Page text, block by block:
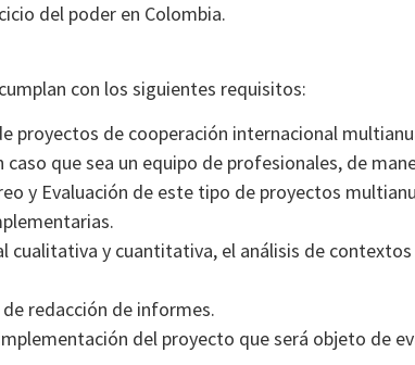
del poder en Colombia.
con los siguientes requisitos:
proyectos de cooperación internacional
que sea un equipo de profesionales, de
y Evaluación de este tipo de proyectos
cualitativa y cuantitativa, el análisis de
redacción de informes.
del proyecto que será objeto de